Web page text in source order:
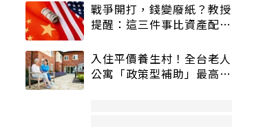
戰爭開打，錢變廢紙？教授
提醒：這三件事比資產配置
入住平價養生村！全台老人
公寓「政策型補助」最高打